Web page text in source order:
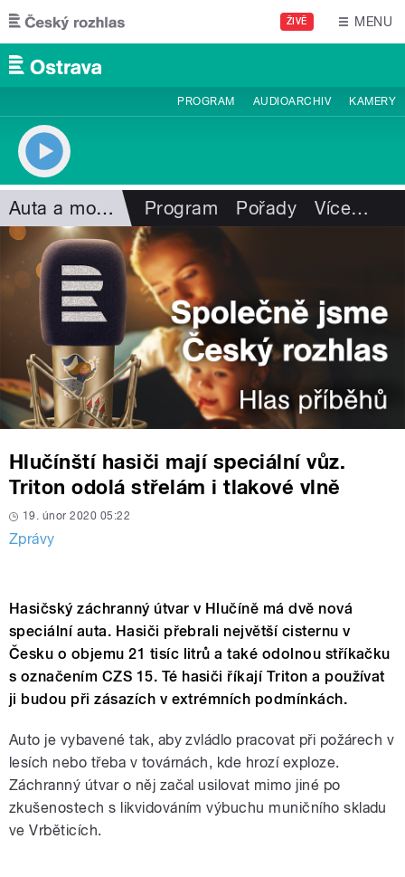
Přejít k hlavnímu obsahu
ŽIVĚ MENU
PROGRAM AUDIOARCHIV KAMERY
Auta a motorismus Program Pořady Více…
Hlučínští hasiči mají speciální vůz.
Triton odolá střelám i tlakové vlně
19. únor 2020 05:22
Zprávy
Hasičský záchranný útvar v Hlučíně má dvě nová
speciální auta. Hasiči přebrali největší cisternu v
Česku o objemu 21 tisíc litrů a také odolnou stříkačku
s označením CZS 15. Té hasiči říkají Triton a používat
ji budou při zásazích v extrémních podmínkách.
Auto je vybavené tak, aby zvládlo pracovat při požárech v
lesích nebo třeba v továrnách, kde hrozí exploze.
Záchranný útvar o něj začal usilovat mimo jiné po
zkušenostech s likvidováním výbuchu muničního skladu
ve Vrběticích.